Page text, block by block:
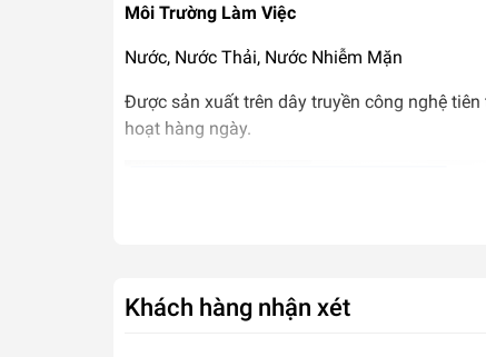
Môi Trường Làm Việc
Nước, Nước Thải, Nước Nhiễm Mặn
Được sản xuất trên dây truyền công nghệ
hoạt hàng ngày.
Khách hàng nhận xét